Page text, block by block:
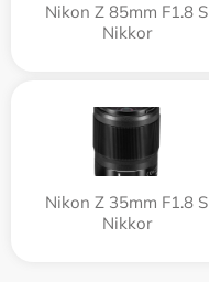
Nikon Z 85mm F1.8 S
Nikkor
Nikon Z 35mm F1.8 S
Nikkor